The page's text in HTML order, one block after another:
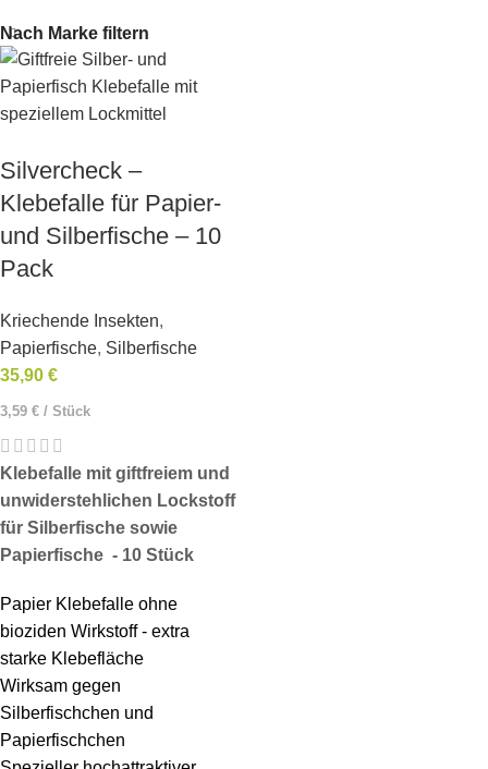
Nach Marke filtern
Silvercheck –
Klebefalle für Papier-
und Silberfische – 10
Pack
Kriechende Insekten,
Papierfische, Silberfische
35,90 €
3,59 € / Stück
Klebefalle mit giftfreiem und
unwiderstehlichen Lockstoff
für Silberfische sowie
Papierfische - 10 Stück
Papier Klebefalle ohne
bioziden Wirkstoff - extra
starke Klebefläche
Wirksam gegen
Silberfischchen und
Papierfischchen